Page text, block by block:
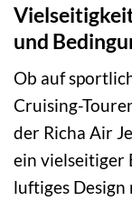
und
Ob auf
Cruising-
der Richa Air
ein vielseitiger
luftiges